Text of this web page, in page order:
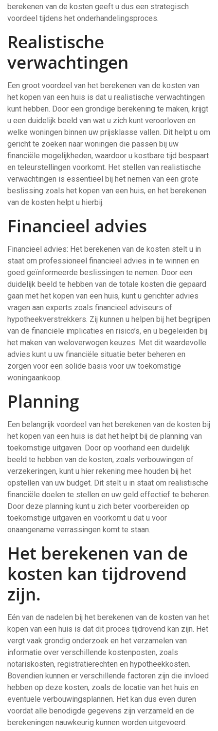
berekenen van de kosten geeft u dus een strategisch
voordeel tijdens het onderhandelingsproces.
Realistische
verwachtingen
Een groot voordeel van het berekenen van de kosten van
het kopen van een huis is dat u realistische verwachtingen
kunt hebben. Door een grondige berekening te maken, krijgt
u een duidelijk beeld van wat u zich kunt veroorloven en
welke woningen binnen uw prijsklasse vallen. Dit helpt u om
gericht te zoeken naar woningen die passen bij uw
financiële mogelijkheden, waardoor u kostbare tijd bespaart
en teleurstellingen voorkomt. Het stellen van realistische
verwachtingen is essentieel bij het nemen van een grote
beslissing zoals het kopen van een huis, en het berekenen
van de kosten helpt u hierbij.
Financieel advies
Financieel advies: Het berekenen van de kosten stelt u in
staat om professioneel financieel advies in te winnen en
goed geïnformeerde beslissingen te nemen. Door een
duidelijk beeld te hebben van de totale kosten die gepaard
gaan met het kopen van een huis, kunt u gerichter advies
vragen aan experts zoals financieel adviseurs of
hypotheekverstrekkers. Zij kunnen u helpen bij het begrijpen
van de financiële implicaties en risico’s, en u begeleiden bij
het maken van weloverwogen keuzes. Met dit waardevolle
advies kunt u uw financiële situatie beter beheren en
zorgen voor een solide basis voor uw toekomstige
woningaankoop.
Planning
Een belangrijk voordeel van het berekenen van de kosten bij
het kopen van een huis is dat het helpt bij de planning van
toekomstige uitgaven. Door op voorhand een duidelijk
beeld te hebben van de kosten, zoals verbouwingen of
verzekeringen, kunt u hier rekening mee houden bij het
opstellen van uw budget. Dit stelt u in staat om realistische
financiële doelen te stellen en uw geld effectief te beheren.
Door deze planning kunt u zich beter voorbereiden op
toekomstige uitgaven en voorkomt u dat u voor
onaangename verrassingen komt te staan.
Het berekenen van de
kosten kan tijdrovend
zijn.
Eén van de nadelen bij het berekenen van de kosten van het
kopen van een huis is dat dit proces tijdrovend kan zijn. Het
vergt vaak grondig onderzoek en het verzamelen van
informatie over verschillende kostenposten, zoals
notariskosten, registratierechten en hypotheekkosten.
Bovendien kunnen er verschillende factoren zijn die invloed
hebben op deze kosten, zoals de locatie van het huis en
eventuele verbouwingsplannen. Het kan dus even duren
voordat alle benodigde gegevens zijn verzameld en de
berekeningen nauwkeurig kunnen worden uitgevoerd.